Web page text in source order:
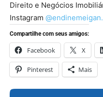
Direito e Negócios
Instagram
Compartilhe com seus amigos:
Facebook X
Pinterest Mais